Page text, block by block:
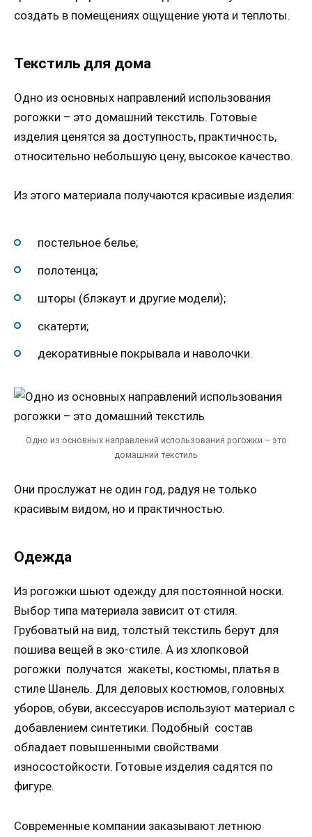
создать в помещениях ощущение уюта и теплоты.
Текстиль для дома
Одно из основных направлений использования
рогожки – это домашний текстиль. Готовые
изделия ценятся за доступность, практичность,
относительно небольшую цену, высокое качество.
Из этого материала получаются красивые изделия:
постельное белье;
полотенца;
шторы (блэкаут и другие модели);
скатерти;
декоративные покрывала и наволочки.
Одно из основных направлений использования рогожки – это
домашний текстиль
Они прослужат не один год, радуя не только
красивым видом, но и практичностью.
Одежда
Из рогожки шьют одежду для постоянной носки.
Выбор типа материала зависит от стиля.
Грубоватый на вид, толстый текстиль берут для
пошива вещей в эко-стиле. А из хлопковой
рогожки получатся жакеты, костюмы, платья в
стиле Шанель. Для деловых костюмов, головных
уборов, обуви, аксессуаров используют материал с
добавлением синтетики. Подобный состав
обладает повышенными свойствами
износостойкости. Готовые изделия садятся по
фигуре.
Современные компании заказывают летнюю